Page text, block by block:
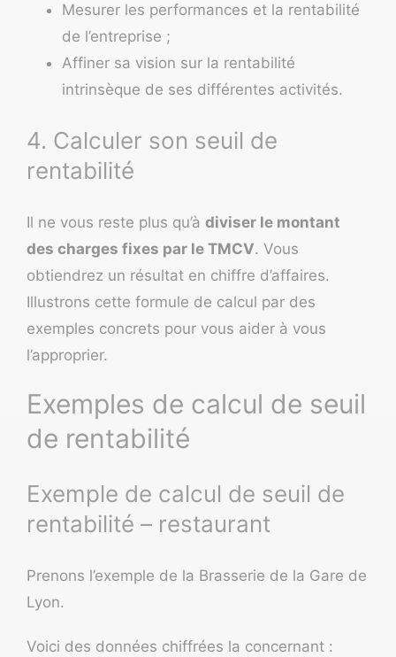
Mesurer les performances et la rentabilité
de l’entreprise ;
Affiner sa vision sur la rentabilité
intrinsèque de ses différentes activités.
4. Calculer son seuil de
rentabilité
Il ne vous reste plus qu’à diviser le montant
des charges fixes par le TMCV. Vous
obtiendrez un résultat en chiffre d’affaires.
Illustrons cette formule de calcul par des
exemples concrets pour vous aider à vous
l’approprier.
Exemples de calcul de seuil
de rentabilité
Exemple de calcul de seuil de
rentabilité – restaurant
Prenons l’exemple de la Brasserie de la Gare de
Lyon.
Voici des données chiffrées la concernant :